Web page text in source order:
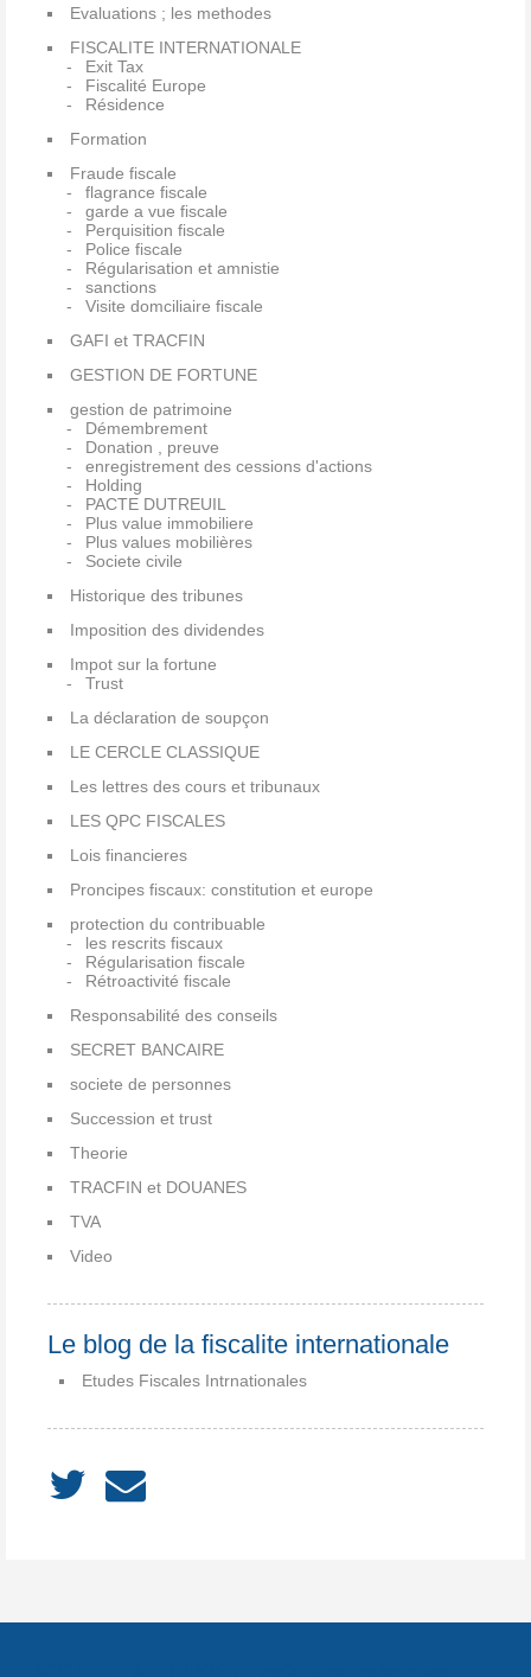
Evaluations ; les methodes
FISCALITE INTERNATIONALE
Exit Tax
Fiscalité Europe
Résidence
Formation
Fraude fiscale
flagrance fiscale
garde a vue fiscale
Perquisition fiscale
Police fiscale
Régularisation et amnistie
sanctions
Visite domciliaire fiscale
GAFI et TRACFIN
GESTION DE FORTUNE
gestion de patrimoine
Démembrement
Donation , preuve
enregistrement des cessions d'actions
Holding
PACTE DUTREUIL
Plus value immobiliere
Plus values mobilières
Societe civile
Historique des tribunes
Imposition des dividendes
Impot sur la fortune
Trust
La déclaration de soupçon
LE CERCLE CLASSIQUE
Les lettres des cours et tribunaux
LES QPC FISCALES
Lois financieres
Proncipes fiscaux: constitution et europe
protection du contribuable
les rescrits fiscaux
Régularisation fiscale
Rétroactivité fiscale
Responsabilité des conseils
SECRET BANCAIRE
societe de personnes
Succession et trust
Theorie
TRACFIN et DOUANES
TVA
Video
Le blog de la fiscalite internationale
Etudes Fiscales Intrnationales